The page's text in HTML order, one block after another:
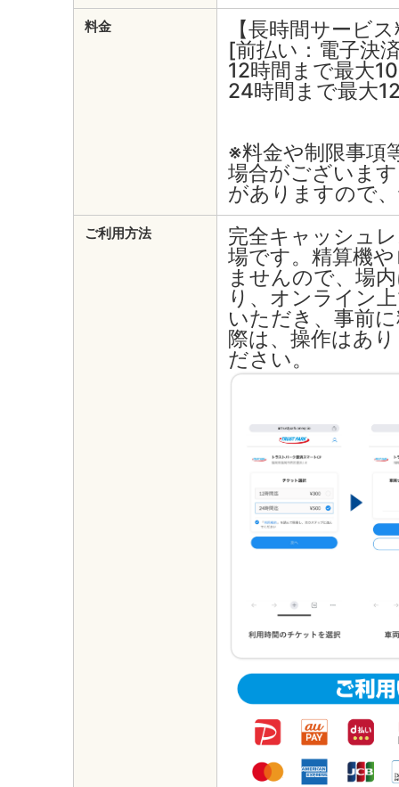
料金
【長時間サービ
[前払い：電子決
12時間まで最大
24時間まで最大
※料金や制限事項
場合がございま
がありますので
ご利用方法
完全キャッシュ
場です。精算機
ませんので、場
り、オンライン
いただき、事前
際は、操作はあ
ださい。